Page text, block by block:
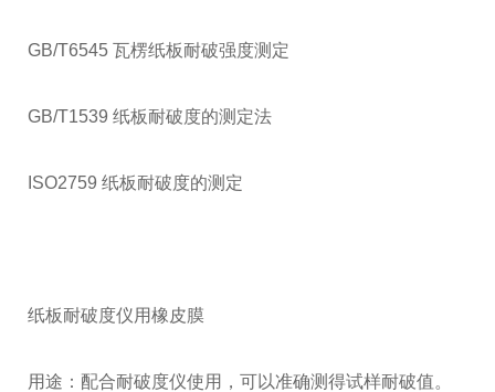
GB/T6545 瓦楞纸板耐破强度测定
GB/T1539 纸板耐破度的测定法
ISO2759 纸板耐破度的测定
纸板耐破度仪用橡皮膜
用途：配合耐破度仪使用，可以准确测得试样耐破值。